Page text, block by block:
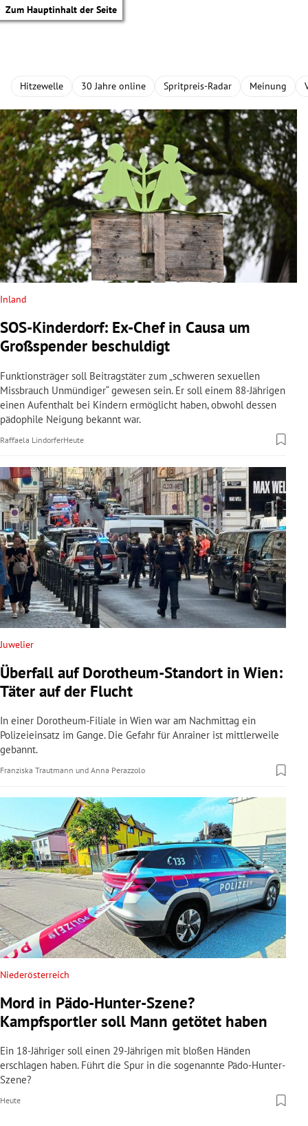
Zum Hauptinhalt der Seite
Untermenü
Untermenü
Untermenü
Untermenü
Untermenü
Untermenü
Untermenü
Untermenü
Hitzewelle 30 Jahre online Spritpreis-Radar Meinung
Inland
SOS-Kinderdorf: Ex-Chef in Causa um
Großspender beschuldigt
Funktionsträger soll Beitragstäter zum „schweren sexuellen
Missbrauch Unmündiger“ gewesen sein. Er soll einem 88-Jährigen
einen Aufenthalt bei Kindern ermöglicht haben, obwohl dessen
pädophile Neigung bekannt war.
Raffaela LindorferHeute
Juwelier
Überfall auf Dorotheum-Standort in Wien:
Täter auf der Flucht
In einer Dorotheum-Filiale in Wien war am Nachmittag ein
Polizeieinsatz im Gange. Die Gefahr für Anrainer ist mittlerweile
gebannt.
Franziska Trautmann und Anna Perazzolo
Niederösterreich
Mord in Pädo-Hunter-Szene?
Kampfsportler soll Mann getötet haben
Ein 18-Jähriger soll einen 29-Jährigen mit bloßen Händen
erschlagen haben. Führt die Spur in die sogenannte Pädo-Hunter-
Szene?
Heute